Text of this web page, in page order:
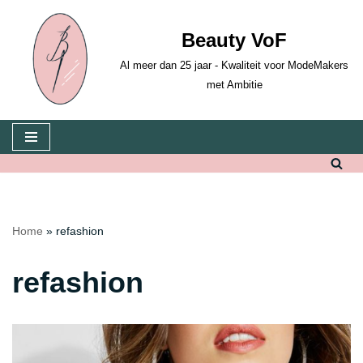
naar
inhoud
Beauty VoF
Al meer dan 25 jaar - Kwaliteit voor ModeMakers
met Ambitie
Home » refashion
refashion